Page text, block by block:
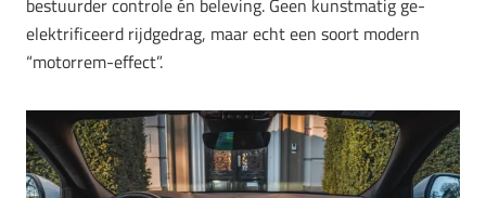
bestuurder controle én beleving. Geen kunstmatig ge-
elektrificeerd rijdgedrag, maar echt een soort modern
“motorrem-effect”.